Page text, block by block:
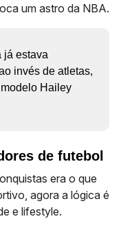
um astro da NBA.
já estava
invés de atletas,
Hailey
de futebol
era o que
agora a lógica é
e lifestyle.